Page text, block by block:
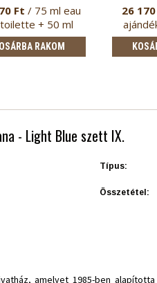
Ft / 75 ml eau
+ 50 ml
after sh…
RAKOM
26
- Light Blue szett IX.
Típus:
Összetétel:
amelyet 1985-ben